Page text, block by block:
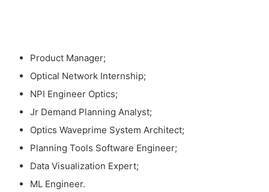
Product Manager;
Optical Network Internship;
NPI Engineer Optics;
Jr Demand Planning Analyst;
Optics Waveprime System Architect;
Planning Tools Software Engineer;
Data Visualization Expert;
ML Engineer.